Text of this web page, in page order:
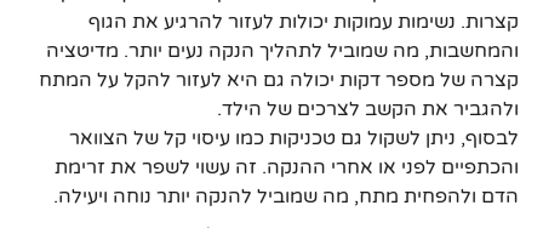
קצרות. נשימות עמוקות יכולות לעזור להרגיע את הגוף
והמחשבות, מה שמוביל לתהליך הנקה נעים יותר. מדיטציה
קצרה של מספר דקות יכולה גם היא לעזור להקל על המתח
ולהגביר את הקשב לצרכים של הילד.
לבסוף, ניתן לשקול גם טכניקות כמו עיסוי קל של הצוואר
והכתפיים לפני או אחרי ההנקה. זה עשוי לשפר את זרימת
הדם ולהפחית מתח, מה שמוביל להנקה יותר נוחה ויעילה.